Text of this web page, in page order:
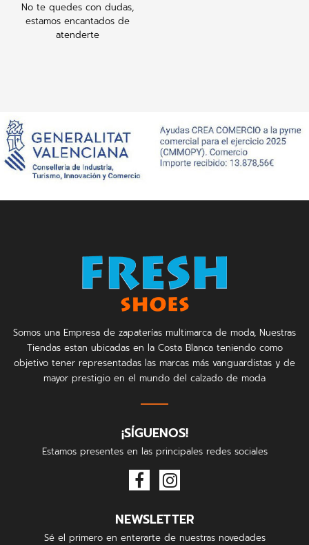
No te quedes con dudas,
estamos encantados de
atenderte
Somos una Empresa de zapaterías multimarca de moda, Nuestras
Tiendas estan ubicadas en la Costa Blanca teniendo como
objetivo tener representadas las marcas más vanguardistas y de
mayor prestigio en el mundo del calzado de moda
¡SÍGUENOS!
Estamos presentes en las principales redes sociales
NEWSLETTER
Sé el primero en enterarte de nuestras novedades